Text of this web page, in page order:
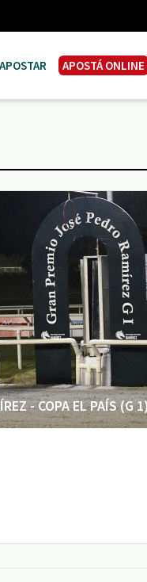
APOSTÁ ONLINE
- COPA EL PAÍS (G